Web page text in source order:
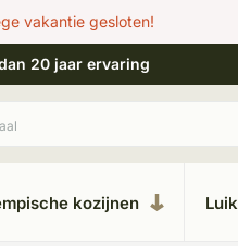
vakantie gesloten!
20 jaar ervaring
kozijnen